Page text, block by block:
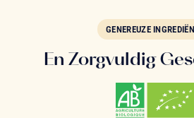
GENEREUZE
En Zorgvuldig